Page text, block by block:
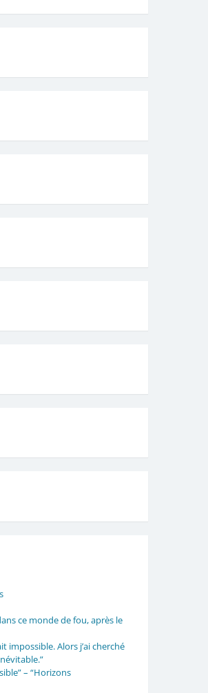
ce monde de fou, après le
impossible. Alors j’ai cherché
– “Horizons